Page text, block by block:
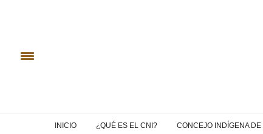
INICIO ¿QUÉ ES EL CNI? CONCEJO INDÍGENA